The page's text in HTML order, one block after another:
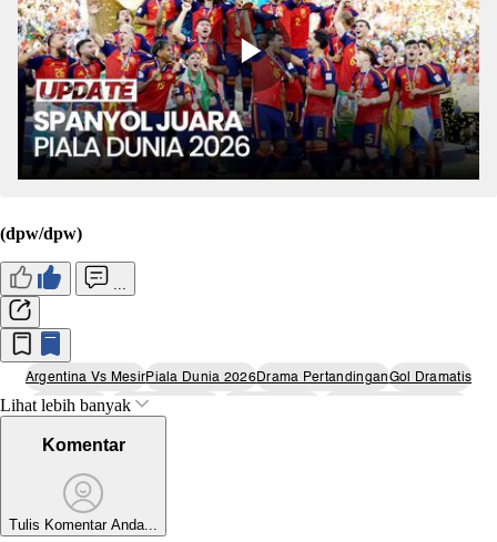
(dpw/dpw)
Argentina Vs MesirPiala Dunia 2026Drama PertandinganGol Dramatis
Lionel MessiKontroversi Wasit
Lihat lebih banyak
Komentar
Tulis Komentar Anda...